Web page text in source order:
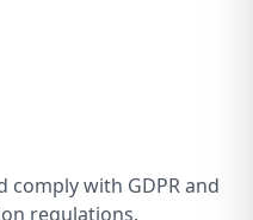
comply with GDPR and
regulations.